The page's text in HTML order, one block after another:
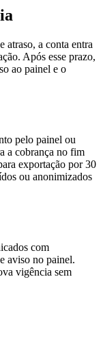
atraso, a conta entra
Após esse prazo,
ao painel e o
pelo painel ou
a cobrança no fim
exportação por 30
ou anonimizados
com
aviso no painel.
vigência sem